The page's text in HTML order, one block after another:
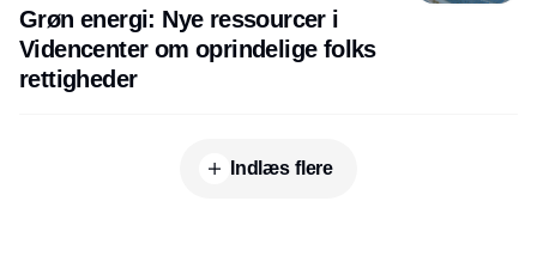
Grøn energi: Nye ressourcer i
Videncenter om oprindelige folks
rettigheder
Indlæs flere